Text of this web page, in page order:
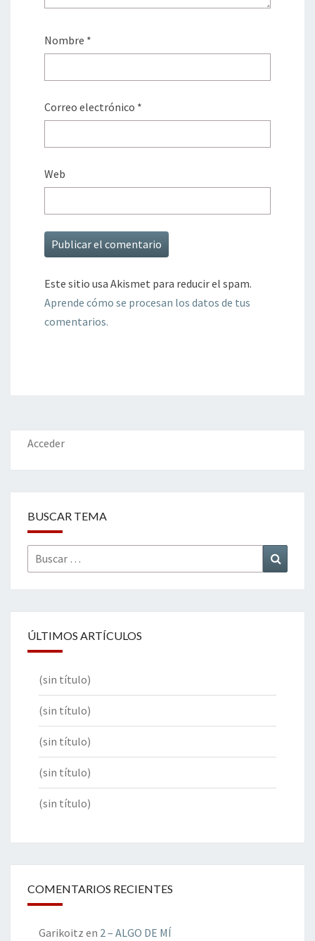
Nombre *
Correo electrónico *
Web
Este sitio usa Akismet para reducir el spam.
Aprende cómo se procesan los datos de tus
comentarios.
Acceder
BUSCAR TEMA
Buscar
por:
ÚLTIMOS ARTÍCULOS
(sin título)
(sin título)
(sin título)
(sin título)
(sin título)
COMENTARIOS RECIENTES
Garikoitz en 2 – ALGO DE MÍ